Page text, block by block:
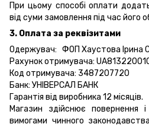
При цьому способі оплати
від суми замовлення під час його
3. Оплата за реквізитами
Одержувач: ФОП Хаустова Ірина
Рахунок отримувача:
Код отримувача: 3487207720
Банк: УНІВЕРСАЛ БАНК
Гарантія від виробника 12 місяців.
Магазин здійснює повернення
вимогами чинного